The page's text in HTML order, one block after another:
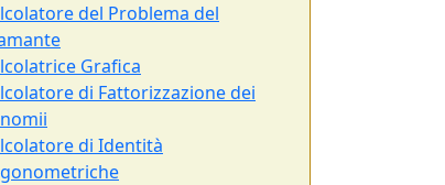
del Problema del
Grafica
di Fattorizzazione dei
di Identità